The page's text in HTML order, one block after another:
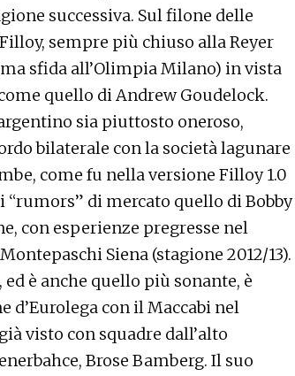
successiva. Sul filone delle
sempre più chiuso alla Reyer
sfida all’Olimpia Milano) in vista
quello di Andrew Goudelock.
sia piuttosto oneroso,
bilaterale con la società lagunare
come fu nella versione Filloy 1.0
di mercato quello di Bobby
con esperienze pregresse nel
Siena (stagione 2012/13).
è anche quello più sonante, è
con il Maccabi nel
visto con squadre dall’alto
Brose Bamberg. Il suo